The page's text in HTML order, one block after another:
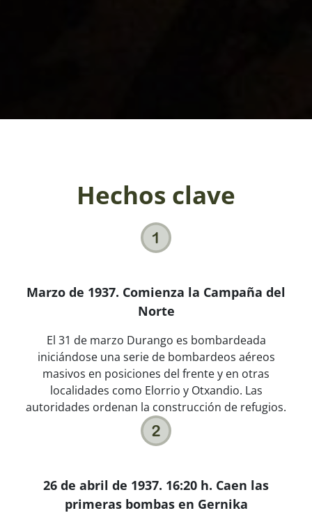
Hechos clave
Marzo de 1937. Comienza la Campaña del
Norte
El 31 de marzo Durango es bombardeada
iniciándose una serie de bombardeos aéreos
masivos en posiciones del frente y en otras
localidades como Elorrio y Otxandio. Las
autoridades ordenan la construcción de refugios.
26 de abril de 1937. 16:20 h. Caen las
primeras bombas en Gernika